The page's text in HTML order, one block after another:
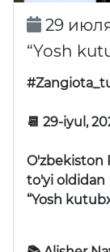
29 июля
“Yosh
📆 29-iyul,
O'zbekiston
to'yi oldidan
“Yosh